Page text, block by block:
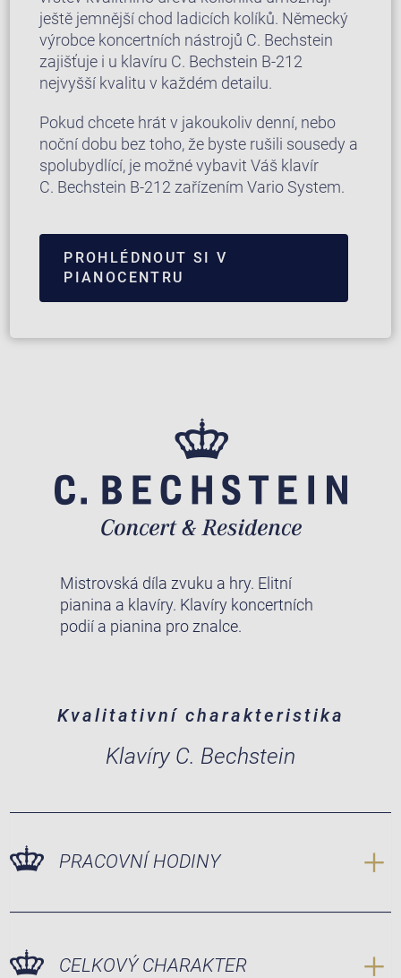
ještě jemnější chod ladicích kolíků. Německý
výrobce koncertních nástrojů C. Bechstein
zajišťuje i u klavíru C. Bechstein B-212
nejvyšší kvalitu v každém detailu.
Pokud chcete hrát v jakoukoliv denní, nebo
noční dobu bez toho, že byste rušili sousedy a
spolubydlící, je možné vybavit Váš klavír
C. Bechstein B-212 zařízením Vario System.
PROHLÉDNOUT SI V
PIANOCENTRU
Mistrovská díla zvuku a hry. Elitní
pianina a klavíry. Klavíry koncertních
podií a pianina pro znalce.
Kvalitativní charakteristika
Klavíry C. Bechstein
PRACOVNÍ HODINY
CELKOVÝ CHARAKTER